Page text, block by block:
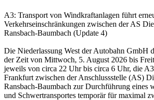
A3: Transport von Windkraftanlagen führt
Verkehrseinschränkungen zwischen der AS
Ransbach-Baumbach (Update 4)
Die Niederlassung West der Autobahn GmbH
der Zeit von Mittwoch, 5. August 2026 bis
jeweils von circa 22 Uhr bis circa 6 Uhr, die
Frankfurt zwischen der Anschlussstelle (AS)
Ransbach-Baumbach zur Durchführung eines
und Schwertransportes temporär für maximal